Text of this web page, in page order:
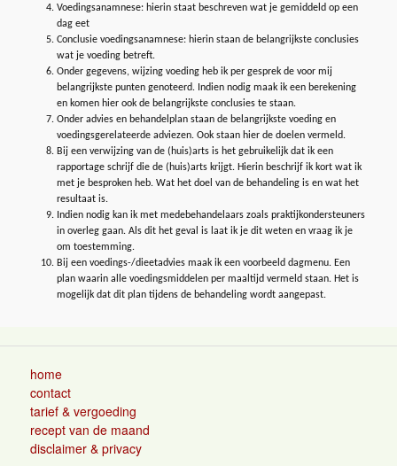
Voedingsanamnese: hierin staat beschreven wat je gemiddeld op een
dag eet
Conclusie voedingsanamnese: hierin staan de belangrijkste conclusies
wat je voeding betreft.
Onder gegevens, wijzing voeding heb ik per gesprek de voor mij
belangrijkste punten genoteerd. Indien nodig maak ik een berekening
en komen hier ook de belangrijkste conclusies te staan.
Onder advies en behandelplan staan de belangrijkste voeding en
voedingsgerelateerde adviezen. Ook staan hier de doelen vermeld.
Bij een verwijzing van de (huis)arts is het gebruikelijk dat ik een
rapportage schrijf die de (huis)arts krijgt. Hierin beschrijf ik kort wat ik
met je besproken heb. Wat het doel van de behandeling is en wat het
resultaat is.
Indien nodig kan ik met medebehandelaars zoals praktijkondersteuners
in overleg gaan. Als dit het geval is laat ik je dit weten en vraag ik je
om toestemming.
Bij een voedings-/dieetadvies maak ik een voorbeeld dagmenu. Een
plan waarin alle voedingsmiddelen per maaltijd vermeld staan. Het is
mogelijk dat dit plan tijdens de behandeling wordt aangepast.
home
contact
tarief & vergoeding
recept van de maand
disclaimer & privacy